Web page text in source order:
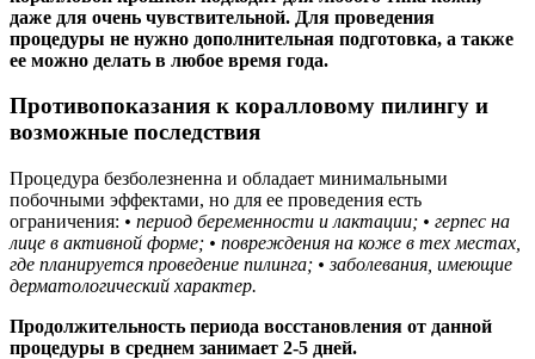
даже для очень чувствительной. Для проведения
процедуры не нужно дополнительная подготовка, а также
ее можно делать в любое время года.
Противопоказания к коралловому пилингу и
возможные последствия
Процедура безболезненна и обладает минимальными
побочными эффектами, но для ее проведения есть
ограничения: • период беременности и лактации; • герпес на
лице в активной форме; • повреждения на коже в тех местах,
где планируется проведение пилинга; • заболевания, имеющие
дерматологический характер.
Продолжительность периода восстановления от данной
процедуры в среднем занимает 2-5 дней.